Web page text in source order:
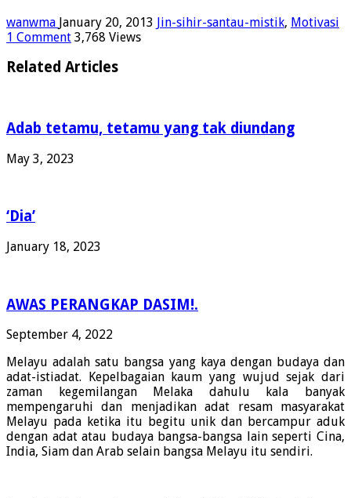
wanwma January 20, 2013 Jin-sihir-santau-mistik, Motivasi
1 Comment 3,768 Views
Related Articles
Adab tetamu, tetamu yang tak diundang
May 3, 2023
‘Dia’
January 18, 2023
AWAS PERANGKAP DASIM!.
September 4, 2022
Melayu adalah satu bangsa yang kaya dengan budaya dan
adat-istiadat. Kepelbagaian kaum yang wujud sejak dari
zaman kegemilangan Melaka dahulu kala banyak
mempengaruhi dan menjadikan adat resam masyarakat
Melayu pada ketika itu begitu unik dan bercampur aduk
dengan adat atau budaya bangsa-bangsa lain seperti Cina,
India, Siam dan Arab selain bangsa Melayu itu sendiri.